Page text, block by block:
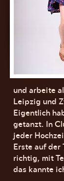
und arbeite
Leipzig und
Eigentlich
getanzt. In
jeder
Erste auf der
richtig, mit
das kannte